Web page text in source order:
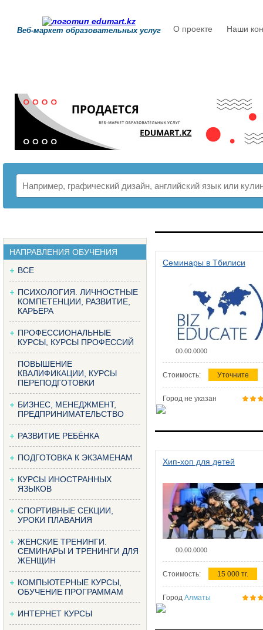
Веб-маркет образовательных услуг О проекте Наши
НАПРАВЛЕНИЯ ОБУЧЕНИЯ
ВСЕ
ПСИХОЛОГИЯ. ЛИЧНОСТНЫЕ
КОМПЕТЕНЦИИ, РАЗВИТИЕ,
КАРЬЕРА
ПРОФЕССИОНАЛЬНЫЕ
КУРСЫ, КУРСЫ ПРОФЕССИЙ
ПОВЫШЕНИЕ
КВАЛИФИКАЦИИ, КУРСЫ
ПЕРЕПОДГОТОВКИ
БИЗНЕС, МЕНЕДЖМЕНТ,
ПРЕДПРИНИМАТЕЛЬСТВО
РАЗВИТИЕ РЕБЁНКА
ПОДГОТОВКА К ЭКЗАМЕНАМ
КУРСЫ ИНОСТРАННЫХ
ЯЗЫКОВ
СПОРТИВНЫЕ СЕКЦИИ,
УРОКИ ПЛАВАНИЯ
ЖЕНСКИЕ ТРЕНИНГИ.
СЕМИНАРЫ И ТРЕНИНГИ ДЛЯ
ЖЕНЩИН
КОМПЬЮТЕРНЫЕ КУРСЫ,
ОБУЧЕНИЕ ПРОГРАММАМ
ИНТЕРНЕТ КУРСЫ
Семинары в Тбилиси
00.00.0000
Стоимость: Уточните
Город не указан
Хип-хоп для детей
00.00.0000
Стоимость: 15 000 тг.
Город Алматы